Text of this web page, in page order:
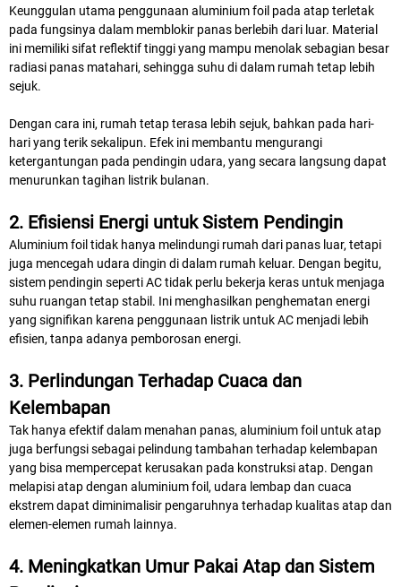
Keunggulan utama penggunaan aluminium foil pada atap terletak
pada fungsinya dalam memblokir panas berlebih dari luar. Material
ini memiliki sifat reflektif tinggi yang mampu menolak sebagian besar
radiasi panas matahari, sehingga suhu di dalam rumah tetap lebih
sejuk.
Dengan cara ini, rumah tetap terasa lebih sejuk, bahkan pada hari-
hari yang terik sekalipun. Efek ini membantu mengurangi
ketergantungan pada pendingin udara, yang secara langsung dapat
menurunkan tagihan listrik bulanan.
2. Efisiensi Energi untuk Sistem Pendingin
Aluminium foil tidak hanya melindungi rumah dari panas luar, tetapi
juga mencegah udara dingin di dalam rumah keluar. Dengan begitu,
sistem pendingin seperti AC tidak perlu bekerja keras untuk menjaga
suhu ruangan tetap stabil. Ini menghasilkan penghematan energi
yang signifikan karena penggunaan listrik untuk AC menjadi lebih
efisien, tanpa adanya pemborosan energi.
3. Perlindungan Terhadap Cuaca dan
Kelembapan
Tak hanya efektif dalam menahan panas, aluminium foil untuk atap
juga berfungsi sebagai pelindung tambahan terhadap kelembapan
yang bisa mempercepat kerusakan pada konstruksi atap. Dengan
melapisi atap dengan aluminium foil, udara lembap dan cuaca
ekstrem dapat diminimalisir pengaruhnya terhadap kualitas atap dan
elemen-elemen rumah lainnya.
4. Meningkatkan Umur Pakai Atap dan Sistem